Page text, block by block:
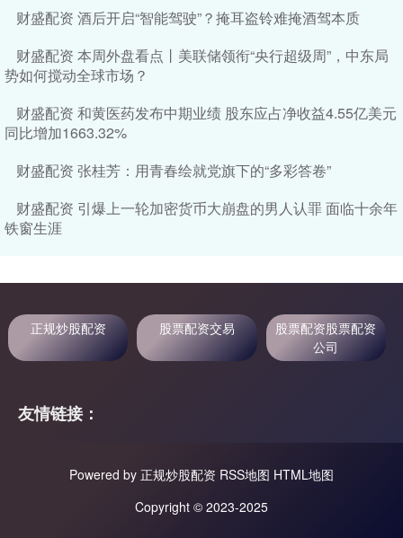
财盛配资 酒后开启“智能驾驶”？掩耳盗铃难掩酒驾本质
财盛配资 本周外盘看点丨美联储领衔“央行超级周”，中东局
势如何搅动全球市场？
财盛配资 和黄医药发布中期业绩 股东应占净收益4.55亿美元
同比增加1663.32%
财盛配资 张桂芳：用青春绘就党旗下的“多彩答卷”
财盛配资 引爆上一轮加密货币大崩盘的男人认罪 面临十余年
铁窗生涯
正规炒股配资 股票配资交易
股票配资股票配资
公司
友情链接：
Powered by 正规炒股配资 RSS地图 HTML地图
Copyright © 2023-2025